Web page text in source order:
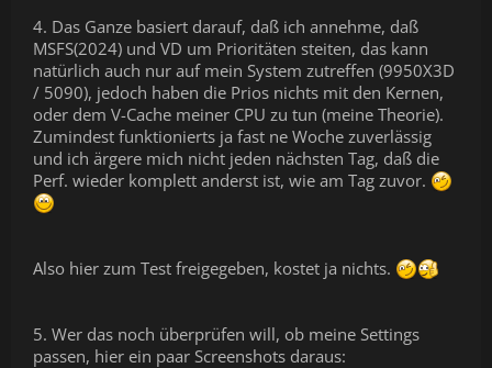
4. Das Ganze basiert darauf, daß ich annehme, daß
MSFS(2024) und VD um Prioritäten steiten, das kann
natürlich auch nur auf mein System zutreffen (9950X3D
/ 5090), jedoch haben die Prios nichts mit den Kernen,
oder dem V-Cache meiner CPU zu tun (meine Theorie).
Zumindest funktionierts ja fast ne Woche zuverlässig
und ich ärgere mich nicht jeden nächsten Tag, daß die
Perf. wieder komplett anderst ist, wie am Tag zuvor.
Also hier zum Test freigegeben, kostet ja nichts.
5. Wer das noch überprüfen will, ob meine Settings
passen, hier ein paar Screenshots daraus: